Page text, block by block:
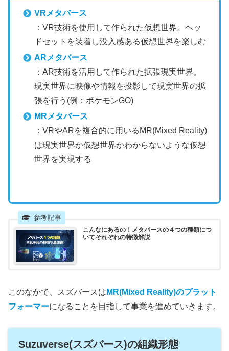
VRメタバース
：VR技術を使用して作られた仮想世界。ヘッ
ドセットを装着し没入感ある仮想世界を楽しむ
ARメタバース
：AR技術を活用して作られた拡張現実世界。
現実世界に映像や情報を投影して現実世界の拡
張を行う(例：ポケモンGO)
MRメタバース
：VRやARを複合的に用いるMR(Mixed Reality)
は現実世界か仮想世界かわからないような仮想
世界を実現する
こんなにあるの！メタバースの４つの種類につ
いてそれぞれの特徴解説
このなかで、スズバースは MR(Mixed Reality)のプラット
フォーマーになることを目指して事業を進めていきます。
Suzuverse(スズバース)の組織形態